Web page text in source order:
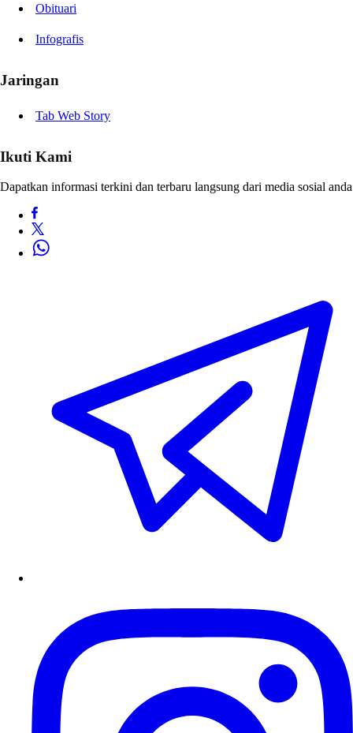
Obituari
Infografis
Jaringan
Tab Web Story
Ikuti Kami
Dapatkan informasi terkini dan terbaru langsung dari media sosial anda